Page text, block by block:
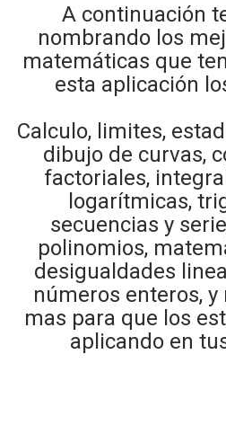
A continuación
nombrando los
matemáticas que
esta aplicación
Calculo, limites,
dibujo de curvas,
factoriales,
logarítmicas,
secuencias y
polinomios,
desigualdades
números enteros,
mas para que los
aplicando en